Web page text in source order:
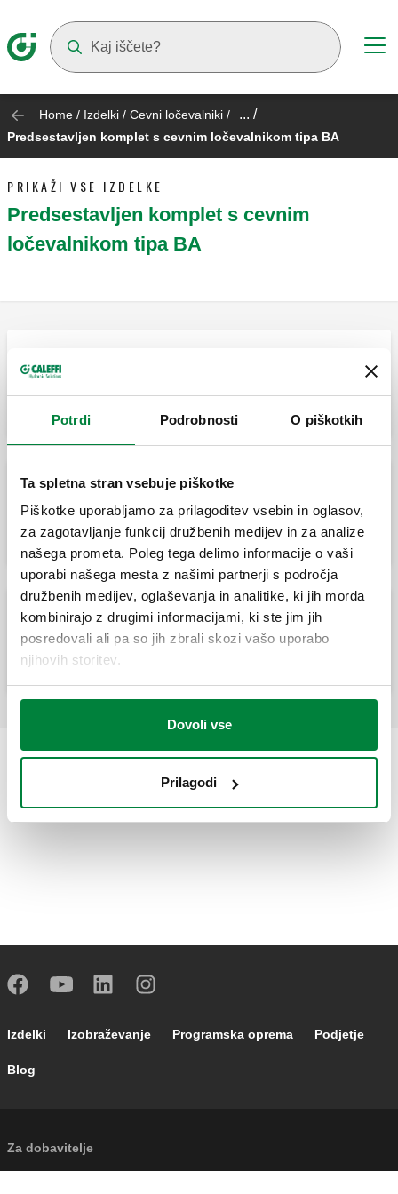
Potrdi Podrobnosti O piškotkih
Ta spletna stran vsebuje piškotke
Piškotke uporabljamo za prilagoditev vsebin in oglasov,
za zagotavljanje funkcij družbenih medijev in za analize
našega prometa. Poleg tega delimo informacije o vaši
uporabi našega mesta z našimi partnerji s področja
družbenih medijev, oglaševanja in analitike, ki jih morda
kombinirajo z drugimi informacijami, ki ste jim jih
posredovali ali pa so jih zbrali skozi vašo uporabo
njihovih storitev.
Dovoli vse
Prilagodi
Home / Izdelki / Cevni ločevalniki / ... /
Predsestavljen komplet s cevnim ločevalnikom tipa BA
PRIKAŽI VSE IZDELKE
Predsestavljen komplet s cevnim
ločevalnikom tipa BA
Sestavljen sklop. Prirobnični priključki PN
16.
Sestavljen sklop. Prirobnični priključki PN
16.
Footer main navigation
Izdelki Izobraževanje Programska oprema Podjetje
Blog
External links
Za dobavitelje